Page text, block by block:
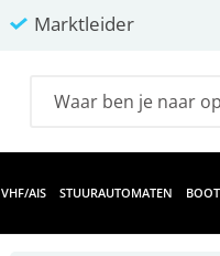
Marktleider
VHF/AIS STUURAUTOMATEN